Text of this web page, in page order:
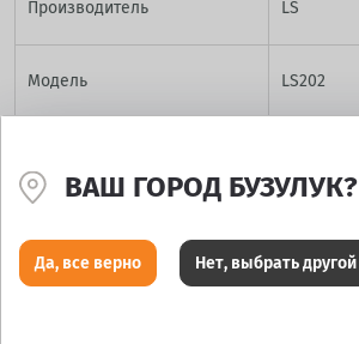
Производитель LS
Модель LS202
ВАШ ГОРОД БУЗУЛУК?
Да, все верно Нет, выбрать другой